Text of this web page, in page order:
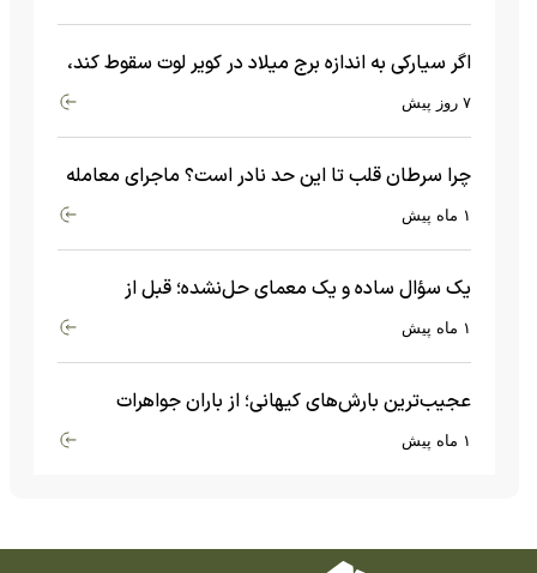
اگر سیارکی به اندازه برج میلاد در کویر لوت سقوط کند،
چه اتفاقی می‌افتد؟
۷ روز پیش
چرا سرطان قلب تا این حد نادر است؟ ماجرای معامله
عجیبی که در بدن اتفاق می‌افتد!۱ ماه پیش
یک سؤال ساده و یک معمای حل‌نشده؛ قبل از
بیگ‌بنگ و آغاز جهان چه چیزی وجود داشت؟۱ ماه پیش
عجیب‌ترین بارش‌های کیهانی؛ از باران جواهرات
گران‌قیمت تا بارش آهن و شیشه۱ ماه پیش